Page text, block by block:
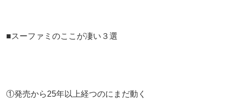
■スーファミのここが凄い３選
①発売から25年以上経つのにまだ動く